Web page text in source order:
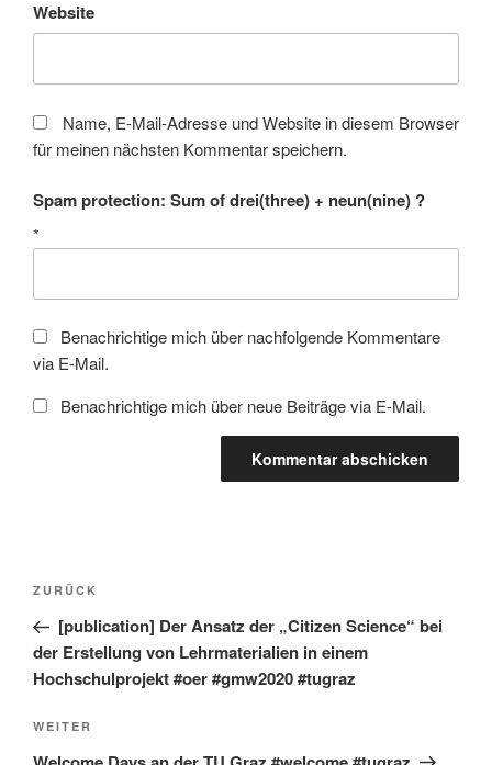
Website
Name, E-Mail-Adresse und Website in diesem Browser
für meinen nächsten Kommentar speichern.
Spam protection: Sum of drei(three) + neun(nine) ?
*
Benachrichtige mich über nachfolgende Kommentare
via E-Mail.
Benachrichtige mich über neue Beiträge via E-Mail.
Beitragsnavigation
Vorheriger
Beitrag
ZURÜCK
[publication] Der Ansatz der „Citizen Science“ bei
der Erstellung von Lehrmaterialien in einem
Hochschulprojekt #oer #gmw2020 #tugraz
Nächster
Beitrag
WEITER